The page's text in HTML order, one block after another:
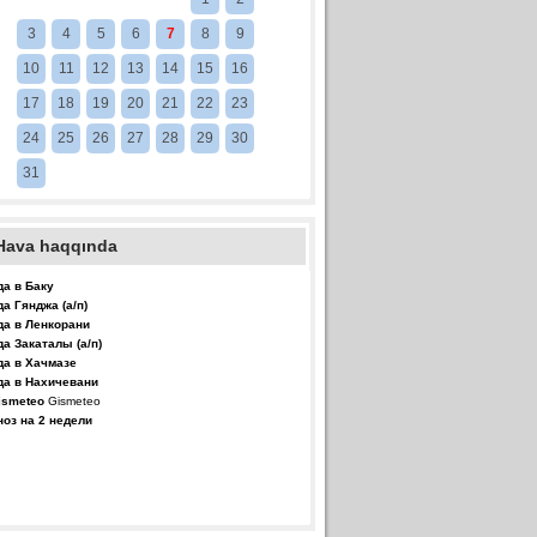
3 4 5 6 7 8 9
10 11 12 13 14 15 16
17 18 19 20 21 22 23
24 25 26 27 28 29 30
31
haqqında
в Баку
Гянджа (а/п)
в Ленкорани
Закаталы (а/п)
в Хачмазе
в Нахичевани
Gismeteo
на 2 недели